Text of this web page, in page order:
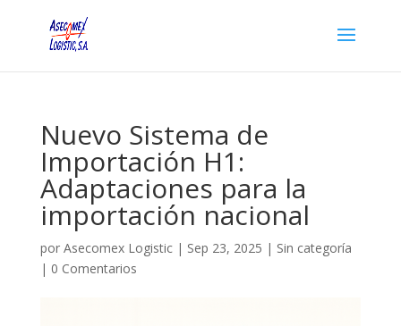
Nuevo Sistema de
Importación H1:
Adaptaciones para la
importación nacional
por Asecomex Logistic| Sep 23, 2025 | Sin categoría
| 0 Comentarios